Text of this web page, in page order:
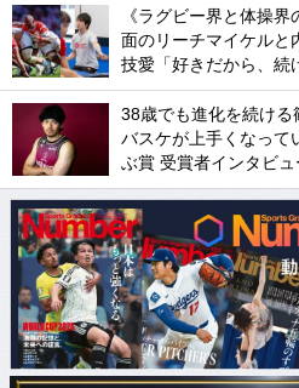
《ラグビー界と体操
面のリーチマイケルと
技愛「好きだから、続
38歳でも進化を続ける
バスケが上手くなって
ぶ賞 受賞者インタビュ